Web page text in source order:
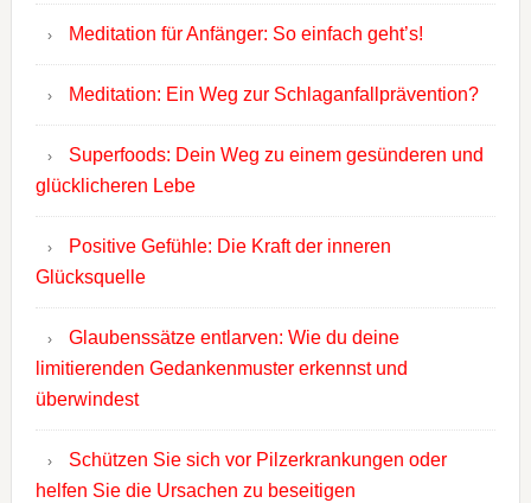
Meditation für Anfänger: So einfach geht’s!
Meditation: Ein Weg zur Schlaganfallprävention?
Superfoods: Dein Weg zu einem gesünderen und
glücklicheren Lebe
Positive Gefühle: Die Kraft der inneren
Glücksquelle
Glaubenssätze entlarven: Wie du deine
limitierenden Gedankenmuster erkennst und
überwindest
Schützen Sie sich vor Pilzerkrankungen oder
helfen Sie die Ursachen zu beseitigen